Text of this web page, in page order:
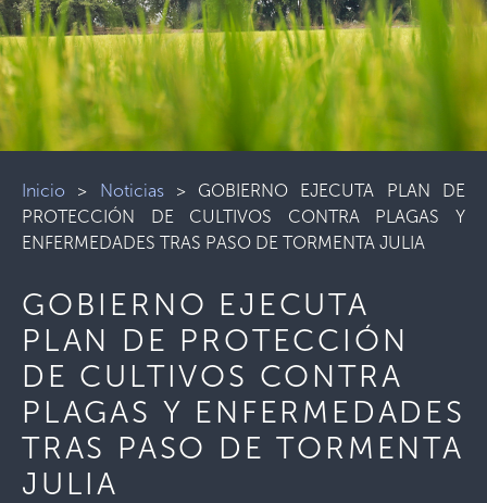
Inicio > Noticias> GOBIERNO EJECUTA PLAN DE
PROTECCIÓN DE CULTIVOS CONTRA PLAGAS Y
ENFERMEDADES TRAS PASO DE TORMENTA JULIA
GOBIERNO EJECUTA
PLAN DE PROTECCIÓN
DE CULTIVOS CONTRA
PLAGAS Y ENFERMEDADES
TRAS PASO DE TORMENTA
JULIA